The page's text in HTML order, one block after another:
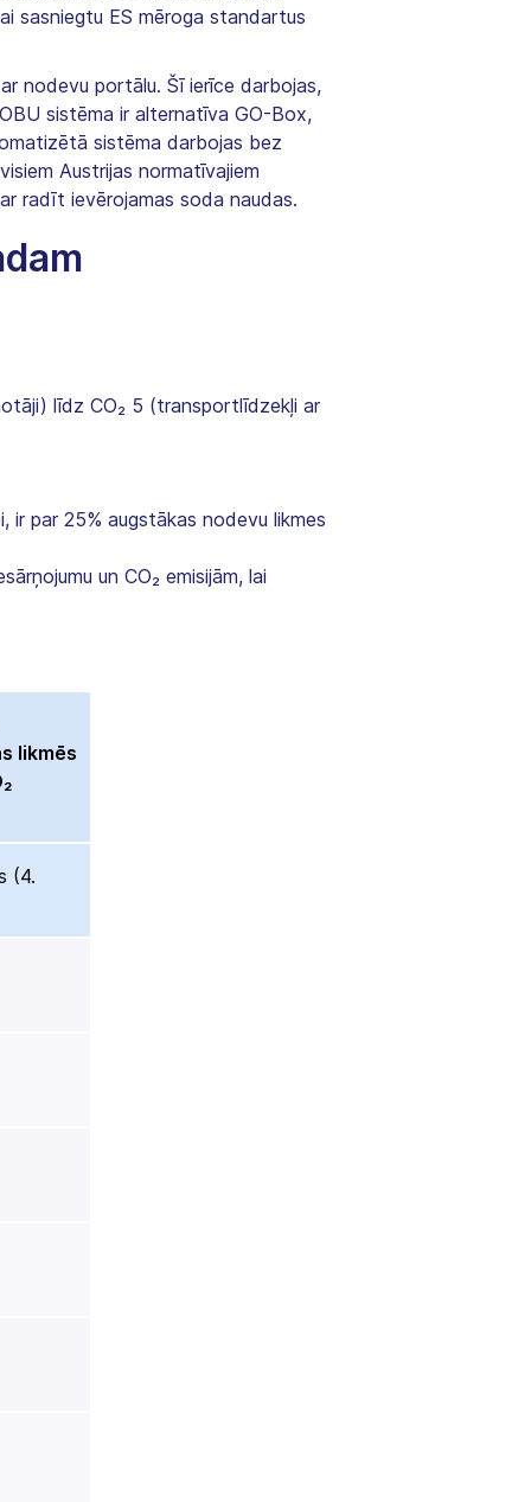
sasniegtu ES mēroga standartus
nodevu portālu. Šī ierīce darbojas,
sistēma ir alternatīva GO-Box,
sistēma darbojas bez
Austrijas normatīvajiem
radīt ievērojamas soda naudas.
līdz CO₂ 5 (transportlīdzekļi ar
ir par 25% augstākas nodevu likmes
un CO₂ emisijām, lai
likmēs
(4.